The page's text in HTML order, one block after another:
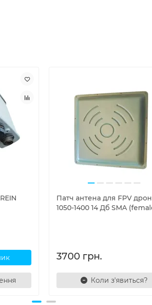
Патч антена для FPV
1050-1400 14 Дб SMA
3700 грн.
Коли з'явиться?